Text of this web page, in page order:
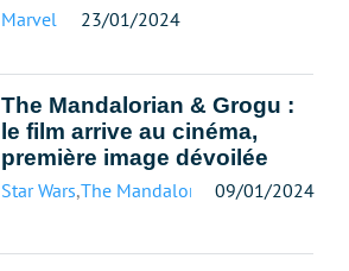
Marvel 23/01/2024
The Mandalorian & Grogu :
le film arrive au cinéma,
première image dévoilée
Star Wars,The Mandalorian09/01/2024